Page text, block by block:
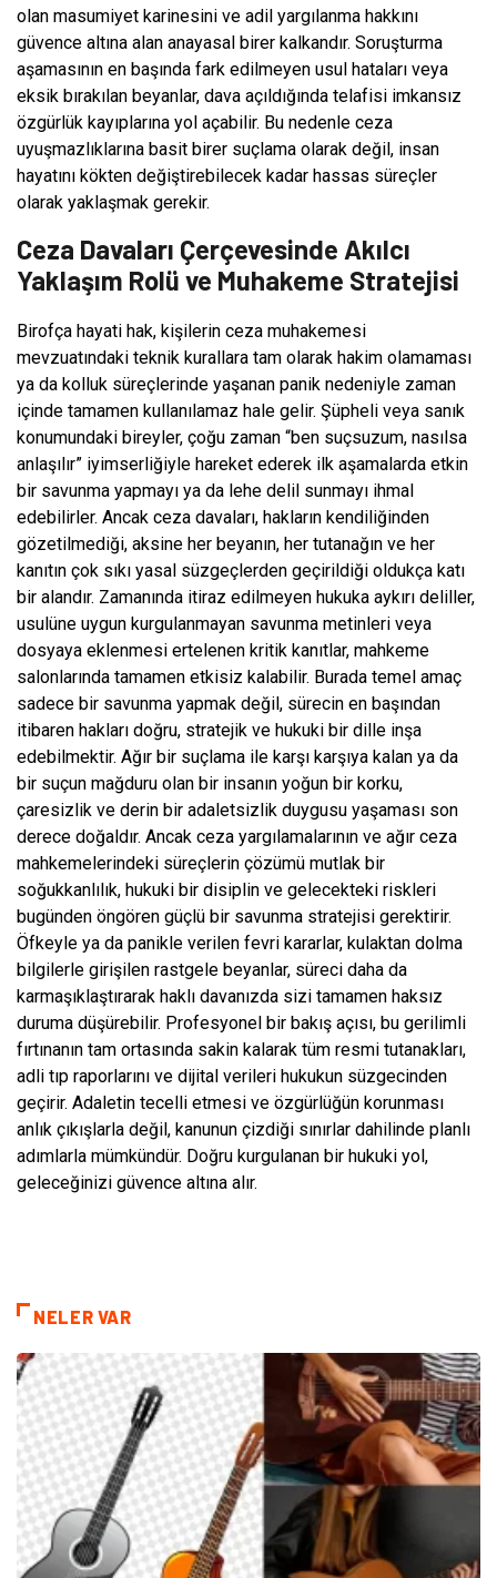
olan masumiyet karinesini ve adil yargılanma hakkını
güvence altına alan anayasal birer kalkandır. Soruşturma
aşamasının en başında fark edilmeyen usul hataları veya
eksik bırakılan beyanlar, dava açıldığında telafisi imkansız
özgürlük kayıplarına yol açabilir. Bu nedenle ceza
uyuşmazlıklarına basit birer suçlama olarak değil, insan
hayatını kökten değiştirebilecek kadar hassas süreçler
olarak yaklaşmak gerekir.
Ceza Davaları Çerçevesinde Akılcı
Yaklaşım Rolü ve Muhakeme Stratejisi
Birofça hayati hak, kişilerin ceza muhakemesi
mevzuatındaki teknik kurallara tam olarak hakim olamaması
ya da kolluk süreçlerinde yaşanan panik nedeniyle zaman
içinde tamamen kullanılamaz hale gelir. Şüpheli veya sanık
konumundaki bireyler, çoğu zaman “ben suçsuzum, nasılsa
anlaşılır” iyimserliğiyle hareket ederek ilk aşamalarda etkin
bir savunma yapmayı ya da lehe delil sunmayı ihmal
edebilirler. Ancak ceza davaları, hakların kendiliğinden
gözetilmediği, aksine her beyanın, her tutanağın ve her
kanıtın çok sıkı yasal süzgeçlerden geçirildiği oldukça katı
bir alandır. Zamanında itiraz edilmeyen hukuka aykırı deliller,
usulüne uygun kurgulanmayan savunma metinleri veya
dosyaya eklenmesi ertelenen kritik kanıtlar, mahkeme
salonlarında tamamen etkisiz kalabilir. Burada temel amaç
sadece bir savunma yapmak değil, sürecin en başından
itibaren hakları doğru, stratejik ve hukuki bir dille inşa
edebilmektir. Ağır bir suçlama ile karşı karşıya kalan ya da
bir suçun mağduru olan bir insanın yoğun bir korku,
çaresizlik ve derin bir adaletsizlik duygusu yaşaması son
derece doğaldır. Ancak ceza yargılamalarının ve ağır ceza
mahkemelerindeki süreçlerin çözümü mutlak bir
soğukkanlılık, hukuki bir disiplin ve gelecekteki riskleri
bugünden öngören güçlü bir savunma stratejisi gerektirir.
Öfkeyle ya da panikle verilen fevri kararlar, kulaktan dolma
bilgilerle girişilen rastgele beyanlar, süreci daha da
karmaşıklaştırarak haklı davanızda sizi tamamen haksız
duruma düşürebilir. Profesyonel bir bakış açısı, bu gerilimli
fırtınanın tam ortasında sakin kalarak tüm resmi tutanakları,
adli tıp raporlarını ve dijital verileri hukukun süzgecinden
geçirir. Adaletin tecelli etmesi ve özgürlüğün korunması
anlık çıkışlarla değil, kanunun çizdiği sınırlar dahilinde planlı
adımlarla mümkündür. Doğru kurgulanan bir hukuki yol,
geleceğinizi güvence altına alır.
NELER VAR